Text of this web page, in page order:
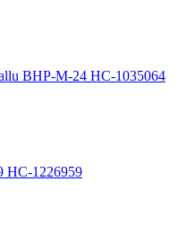
BHP-M-24 НС-1035064